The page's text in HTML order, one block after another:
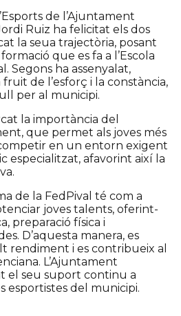
de l’Ajuntament
Ruiz ha felicitat els dos
la seua trajectòria, posant
que es fa a l’Escola
Segons ha assenyalat,
de l’esforç i la constància,
per al municipi.
la importància del
que permet als joves més
en un entorn exigent
especialitzat, afavorint així la
de la FedPival té com a
joves talents, oferint-
preparació física i
D’aquesta manera, es
rendiment i es contribueix al
L’Ajuntament
el seu suport continu a
esportistes del municipi.